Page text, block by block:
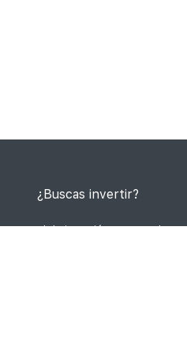
¿Buscas invertir?
portal de inversión y conoce las